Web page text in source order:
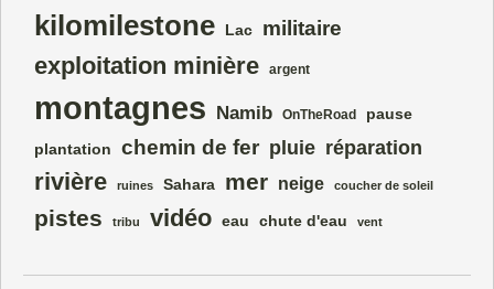
kilomilestone Lac militaire
exploitation minière argent
montagnes Namib OnTheRoad pause
plantation chemin de fer pluie réparation
rivière ruines Sahara mer neige coucher de soleil
pistes tribu vidéo eau chute d'eau vent